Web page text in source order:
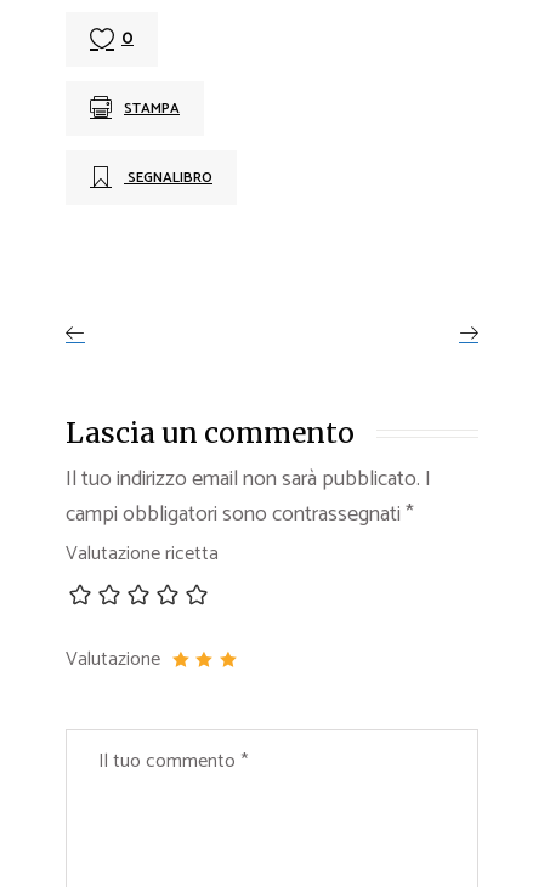
0
STAMPA
SEGNALIBRO
Lascia un commento
Il tuo indirizzo email non sarà pubblicato. I
campi obbligatori sono contrassegnati*
Valutazione ricetta
Valutazione